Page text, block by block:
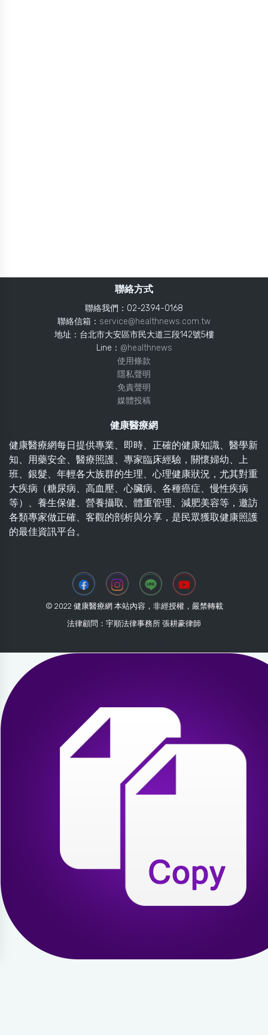
聯絡方式
聯絡我們：02-2394-0168
聯絡信箱： service@healthnews.com.tw
地址：台北市大安區市民大道三段142號5樓
Line： @healthnews
使用條款
隱私聲明
免責聲明
媒體投稿
健康醫療網
健康醫療網每日提供專業、即時、正確的健康知識、醫學新
知、用藥安全、醫療照護、專家臨床經驗，關懷婦幼、上
班、銀髮、年輕各大族群的生理、心理健康狀況，尤其對重
大疾病（糖尿病、高血壓、心臟病、各種癌症、慢性疾病
等）、養生保健、營養攝取、體重管理、減肥美容等，邀訪
各類專家做正確、客觀的剖析與分享，是民眾獲取健康照護
的最佳資訊平台。
© 2022 健康醫療網 本站內容，非經授權，嚴禁轉載
法律顧問：宇順法律事務所 張耕豪律師